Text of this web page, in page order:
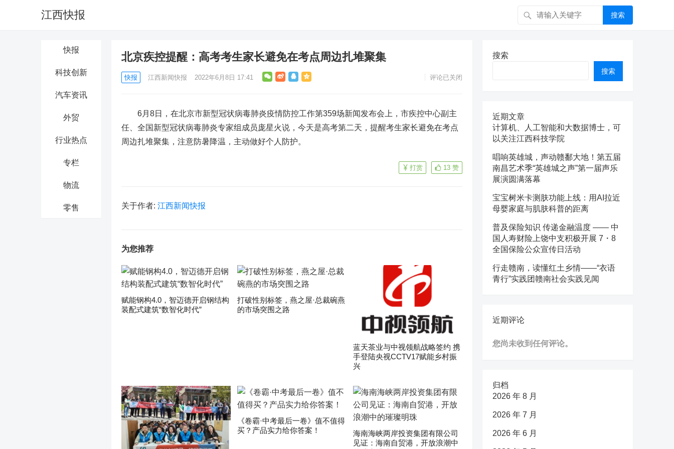
江西快报 搜索
快报
科技创新
汽车资讯
外贸
行业热点
专栏
物流
零售
北京疾控提醒：高考考生家长避免在考点周边扎堆聚集
快报 江西新闻快报 2022年6月8日 17:41 评论已关闭
6月8日，在北京市新型冠状病毒肺炎疫情防控工作第359场新闻发布会上，市疾控中心副主
任、全国新型冠状病毒肺炎专家组成员庞星火说，今天是高考第二天，提醒考生家长避免在考点
周边扎堆聚集，注意防暑降温，主动做好个人防护。
13 赞
打赏
关于作者: 江西新闻快报
为您推荐
赋能钢构4.0，智迈德开启钢结构
装配式建筑“数智化时代”
打破性别标签，燕之屋·总裁碗燕
的市场突围之路
蓝天茶业与中视领航战略签约 携
手登陆央视CCTV17赋能乡村振
兴
《卷霸·中考最后一卷》值不值得
买？产品实力给你答案！
海南海峡两岸投资集团有限公司
见证：海南自贸港，开放浪潮中
搜索
搜索
近期文章
计算机、人工智能和大数据博士，可
以关注江西科技学院
唱响英雄城，声动赣鄱大地！第五届
南昌艺术季“英雄城之声”第一届声乐
展演圆满落幕
宝宝树米卡测肤功能上线：用AI拉近
母婴家庭与肌肤科普的距离
普及保险知识 传递金融温度 —— 中
国人寿财险上饶中支积极开展 7・8
全国保险公众宣传日活动
行走赣南，读懂红土乡情——“衣语
青行”实践团赣南社会实践见闻
近期评论
您尚未收到任何评论。
归档
2026 年 8 月
2026 年 7 月
2026 年 6 月